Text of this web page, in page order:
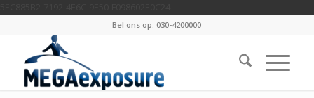
Bel ons op: 030-4200000